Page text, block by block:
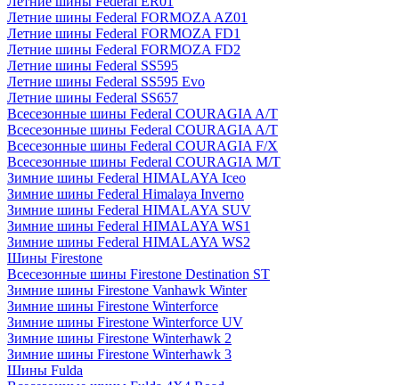
Летние шины Federal FORMOZA AZ01
Летние шины Federal FORMOZA FD1
Летние шины Federal FORMOZA FD2
Летние шины Federal SS595
Летние шины Federal SS595 Evo
Летние шины Federal SS657
Всесезонные шины Federal COURAGIA A/T
Всесезонные шины Federal COURAGIA A/T
Всесезонные шины Federal COURAGIA F/X
Всесезонные шины Federal COURAGIA M/T
Зимние шины Federal HIMALAYA Iceo
Зимние шины Federal Himalaya Inverno
Зимние шины Federal HIMALAYA SUV
Зимние шины Federal HIMALAYA WS1
Зимние шины Federal HIMALAYA WS2
Шины Firestone
Всесезонные шины Firestone Destination ST
Зимние шины Firestone Vanhawk Winter
Зимние шины Firestone Winterforce
Зимние шины Firestone Winterforce UV
Зимние шины Firestone Winterhawk 2
Зимние шины Firestone Winterhawk 3
Шины Fulda